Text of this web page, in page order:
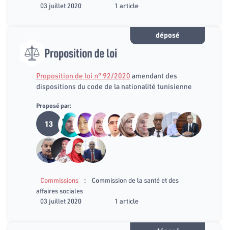
03 juillet 2020
1 article
déposé
Proposition de loi
Proposition de loi n° 92/2020 amendant des
dispositions du code de la nationalité tunisienne
Proposé par:
13
Commissions :
Commission de la santé et des
affaires sociales
03 juillet 2020
1 article